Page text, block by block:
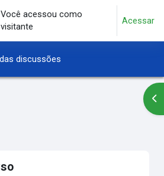
pesquisa
Você acessou como
visitante
Acessar
discussões